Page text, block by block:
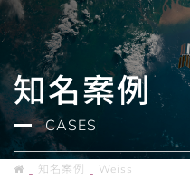
知名案例
CASES
知名案例
Weiss